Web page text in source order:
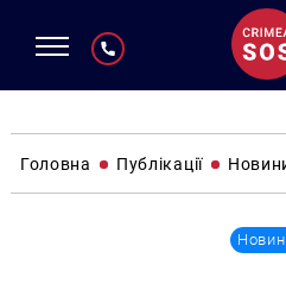
Головна Публікації